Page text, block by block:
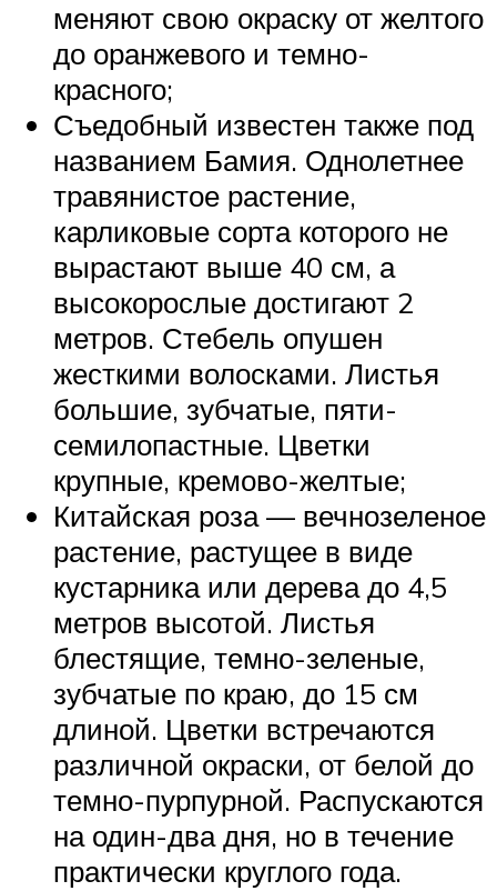
меняют свою окраску от желтого
до оранжевого и темно-
красного;
Съедобный известен также под
названием Бамия. Однолетнее
травянистое растение,
карликовые сорта которого не
вырастают выше 40 см, а
высокорослые достигают 2
метров. Стебель опушен
жесткими волосками. Листья
большие, зубчатые, пяти-
семилопастные. Цветки
крупные, кремово-желтые;
Китайская роза — вечнозеленое
растение, растущее в виде
кустарника или дерева до 4,5
метров высотой. Листья
блестящие, темно-зеленые,
зубчатые по краю, до 15 см
длиной. Цветки встречаются
различной окраски, от белой до
темно-пурпурной. Распускаются
на один-два дня, но в течение
практически круглого года.